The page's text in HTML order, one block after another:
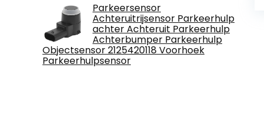
Parkeersensor
Achteruitrijsensor Parkeerhulp
achter Achteruit Parkeerhulp
Achterbumper Parkeerhulp
Objectsensor 2125420118 Voorhoek
Parkeerhulpsensor